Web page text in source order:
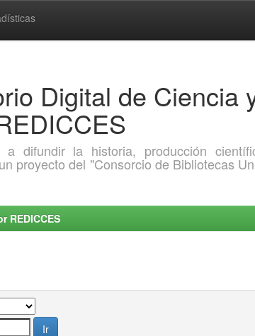
Digital de Ciencia
difundir la historia, producción
proyecto del "Consorcio de Bibliotecas
REDICCES